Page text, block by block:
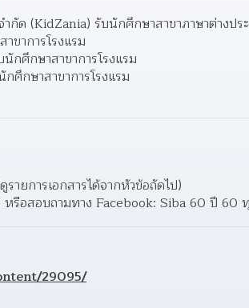
ด (KidZania) รับนักศึกษาสาขาภาษาต่างปร
ขาการโรงแรม
กศึกษาสาขาการโรงแรม
ศึกษาสาขาการโรงแรม
ยการเอกสารได้จากหัวข้อถัดไป)
รือสอบถามทาง Facebook: Siba 60 ปี 60
29095/